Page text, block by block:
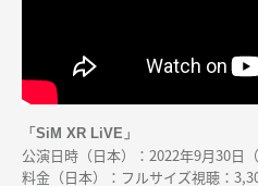
「SiM XR LiVE」
公演日時（日本）：2022年9月30日
料金（日本）：フルサイズ視聴：